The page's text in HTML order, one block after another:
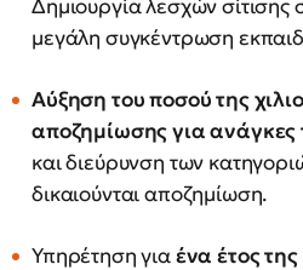
Δημιουργία λεσχών σίτισης
μεγάλη συγκέντρωση
Αύξηση του ποσού της
αποζημίωσης για ανάγκες
και διεύρυνση των
δικαιούνται αποζημίωση.
Υπηρέτηση γιαένα έτος